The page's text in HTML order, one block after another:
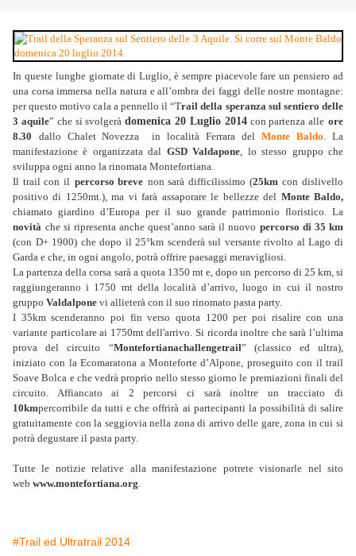
In queste lunghe giornate di Luglio, è sempre piacevole fare un pensiero ad
una corsa immersa nella natura e all’ombra dei faggi delle nostre montagne:
per questo motivo cala a pennello il“Trail della speranza sul sentiero delle
3 aquile” che si svolgeràdomenica 20 Luglio 2014con partenza alle ore
8.30
dallo Chalet Novezza in località Ferrara del Monte Baldo. La
manifestazione è organizzata dal GSD Valdapone, lo stesso gruppo che
sviluppa ogni anno la rinomata Montefortiana.
Il trail con il percorso breve non sarà difficilissimo (25km con dislivello
positivo di 1250mt.), ma vi farà assaporare le bellezze del Monte Baldo,
chiamato giardino d’Europa per il suo grande patrimonio floristico. La
novità che si ripresenta anche quest’anno sarà il nuovo percorso di 35 km
(con D+ 1900) che dopo il 25°km scenderà sul versante rivolto al Lago di
Garda e che, in ogni angolo, potrà offrire paesaggi meravigliosi.
La partenza della corsa sarà a quota 1350 mt e, dopo un percorso di 25 km, si
raggiungeranno i 1750 mt della località d’arrivo, luogo in cui il nostro
gruppo Valdalpone vi allieterà con il suo rinomato pasta party.
I 35km scenderanno poi fin verso quota 1200 per poi risalire con una
variante particolare ai 1750mt dell'arrivo. Si ricorda inoltre che sarà l’ultima
prova del circuito “Montefortianachallengetrail” (classico ed ultra),
iniziato con la Ecomaratona a Monteforte d’Alpone, proseguito con il trail
Soave Bolca e che vedrà proprio nello stesso giorno le premiazioni finali del
circuito. Affiancato ai 2 percorsi ci sarà inoltre un tracciato di
10kmpercorribile da tutti e che offrirà ai partecipanti la possibilità di salire
gratuitamente con la seggiovia nella zona di arrivo delle gare, zona in cui si
potrà degustare il pasta party.
Tutte le notizie relative alla manifestazione potrete visionarle nel sito
web www.montefortiana.org.
#Trail ed Ultratrail 2014